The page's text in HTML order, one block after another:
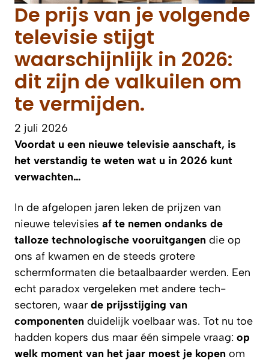
De prijs van je volgende
televisie stijgt
waarschijnlijk in 2026:
dit zijn de valkuilen om
te vermijden.
2 juli 2026
Voordat u een nieuwe televisie aanschaft, is
het verstandig te weten wat u in 2026 kunt
verwachten…
In de afgelopen jaren leken de prijzen van
nieuwe televisies af te nemen ondanks de
talloze technologische vooruitgangen die op
ons af kwamen en de steeds grotere
schermformaten die betaalbaarder werden. Een
echt paradox vergeleken met andere tech-
sectoren, waar de prijsstijging van
componenten duidelijk voelbaar was. Tot nu toe
hadden kopers dus maar één simpele vraag: op
welk moment van het jaar moest je kopen om